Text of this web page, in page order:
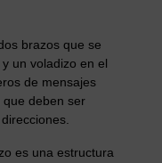
brazos que se
un voladizo en el
de mensajes
deben ser
es una estructura